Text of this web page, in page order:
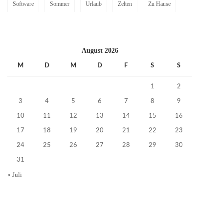
Software Sommer Urlaub Zelten Zu Hause
August 2026
M D M D F S S
1 2
3 4 5 6 7 8 9
10 11 12 13 14 15 16
17 18 19 20 21 22 23
24 25 26 27 28 29 30
31
« Juli